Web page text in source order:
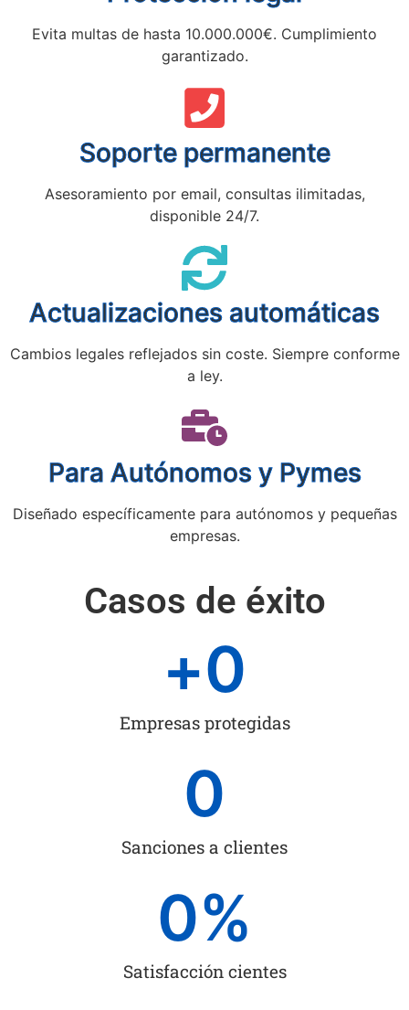
Evita multas de hasta 10.000.000€. Cumplimiento
garantizado.
Soporte permanente
Asesoramiento por email, consultas ilimitadas,
disponible 24/7.
Actualizaciones automáticas
Cambios legales reflejados sin coste. Siempre conforme
a ley.
Para Autónomos y Pymes
Diseñado específicamente para autónomos y pequeñas
empresas.
Casos de éxito
Empresas protegidas
+0
Sanciones a clientes
0
Satisfacción cientes
0%